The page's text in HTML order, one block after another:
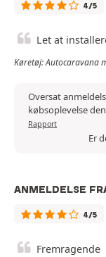
4/5
Let at
Køretøj: Autocaravana
Oversat
købsoplevelse
Rapport
Er
ANMELDELSE
4/5
Fremragende